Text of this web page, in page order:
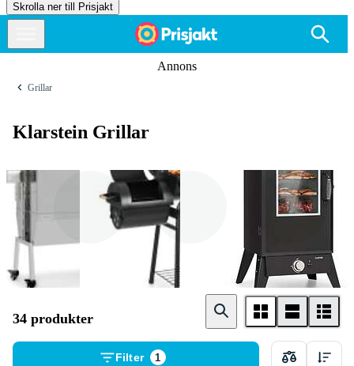
Skrolla ner till Prisjakt
Annons
Grillar
Klarstein Grillar
Kolgrill Gasolgrill
34 produkter
Filter 1